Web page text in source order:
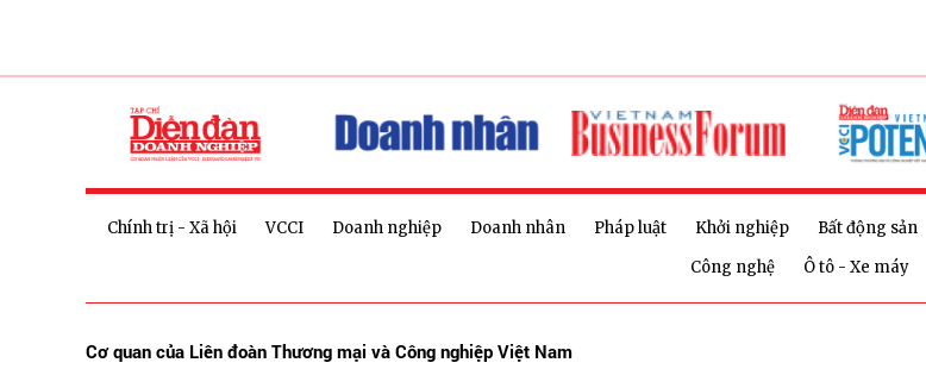
Chính trị - Xã hội VCCI Doanh nghiệp Doanh nhân Pháp luật Khởi nghiệp Bất động sản
Công nghệ
Ô tô - Xe máy
Cơ quan của Liên đoàn Thương mại và Công nghiệp Việt Nam